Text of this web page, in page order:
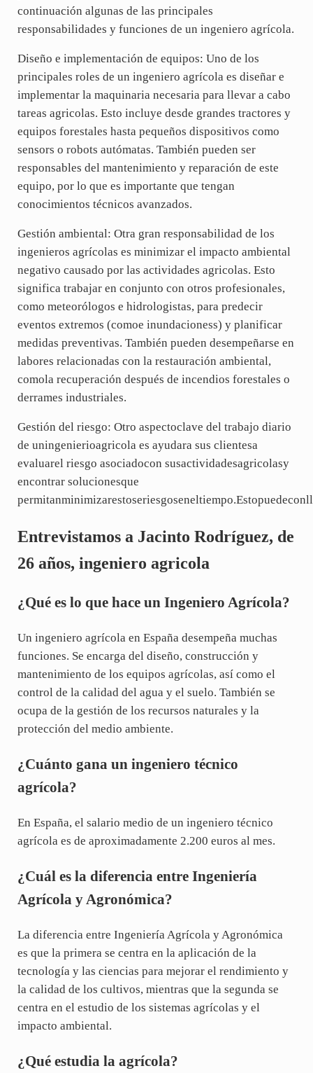
continuación algunas de las principales
responsabilidades y funciones de un ingeniero agrícola.
Diseño e implementación de equipos: Uno de los
principales roles de un ingeniero agrícola es diseñar e
implementar la maquinaria necesaria para llevar a cabo
tareas agricolas. Esto incluye desde grandes tractores y
equipos forestales hasta pequeños dispositivos como
sensors o robots autómatas. También pueden ser
responsables del mantenimiento y reparación de este
equipo, por lo que es importante que tengan
conocimientos técnicos avanzados.
Gestión ambiental: Otra gran responsabilidad de los
ingenieros agrícolas es minimizar el impacto ambiental
negativo causado por las actividades agricolas. Esto
significa trabajar en conjunto con otros profesionales,
como meteorólogos e hidrologistas, para predecir
eventos extremos (comoe inundacioness) y planificar
medidas preventivas. También pueden desempeñarse en
labores relacionadas con la restauración ambiental,
comola recuperación después de incendios forestales o
derrames industriales.
Gestión del riesgo: Otro aspectoclave del trabajo diario
de uningenierioagricola es ayudara sus clientesa
evaluarel riesgo asociadocon susactividadesagricolasy
encontrar solucionesque
Entrevistamos a Jacinto Rodríguez, de
26 años, ingeniero agricola
¿Qué es lo que hace un Ingeniero Agrícola?
Un ingeniero agrícola en España desempeña muchas
funciones. Se encarga del diseño, construcción y
mantenimiento de los equipos agrícolas, así­ como el
control de la calidad del agua y el suelo. También se
ocupa de la gestión de los recursos naturales y la
protección del medio ambiente.
¿Cuánto gana un ingeniero técnico
agrícola?
En España, el salario medio de un ingeniero técnico
agrícola es de aproximadamente 2.200 euros al mes.
¿Cuál es la diferencia entre Ingeniería
Agrícola y Agronómica?
La diferencia entre Ingeniería Agrícola y Agronómica
es que la primera se centra en la aplicación de la
tecnología y las ciencias para mejorar el rendimiento y
la calidad de los cultivos, mientras que la segunda se
centra en el estudio de los sistemas agrícolas y el
impacto ambiental.
¿Qué estudia la agrícola?